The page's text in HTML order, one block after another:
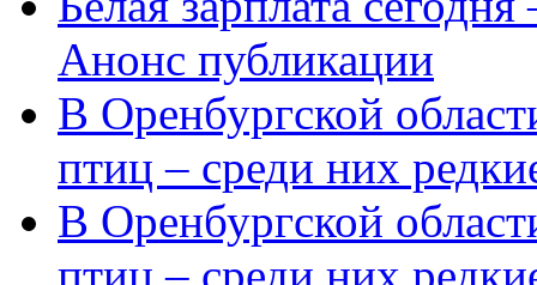
Анонс публикации
В Оренбургской
птиц – среди них
В Оренбургской
птиц – среди них